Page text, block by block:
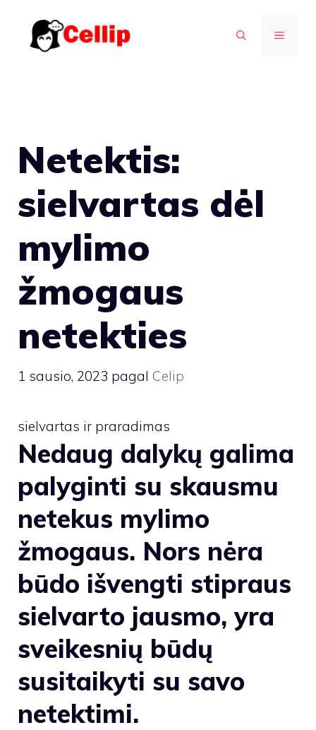
turinio
MENIU
Netektis:
sielvartas dėl
mylimo
žmogaus
netekties
1 sausio, 2023 pagal Celip
sielvartas ir praradimas
Nedaug dalykų galima
palyginti su skausmu
netekus mylimo
žmogaus. Nors nėra
būdo išvengti stipraus
sielvarto jausmo, yra
sveikesnių būdų
susitaikyti su savo
netektimi.